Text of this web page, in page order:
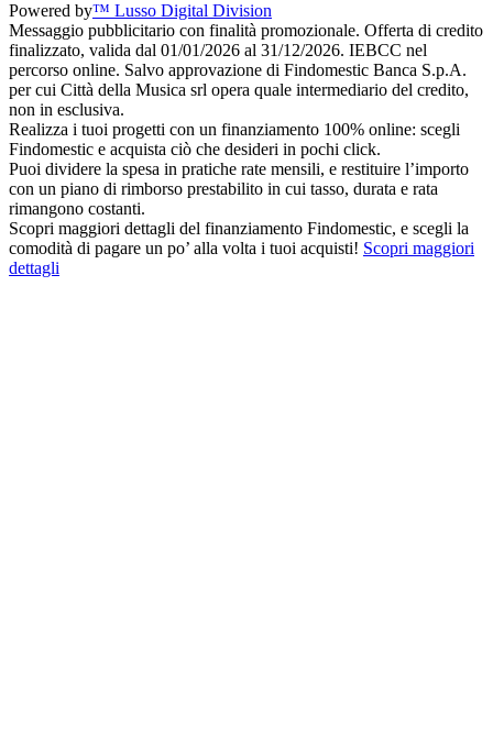
Powered by™ Lusso Digital Division
Messaggio pubblicitario con finalità promozionale. Offerta di credito
finalizzato, valida dal 01/01/2026 al 31/12/2026. IEBCC nel
percorso online. Salvo approvazione di Findomestic Banca S.p.A.
per cui Città della Musica srl opera quale intermediario del credito,
non in esclusiva.
Realizza i tuoi progetti con un finanziamento 100% online: scegli
Findomestic e acquista ciò che desideri in pochi click.
Puoi dividere la spesa in pratiche rate mensili, e restituire l’importo
con un piano di rimborso prestabilito in cui tasso, durata e rata
rimangono costanti.
Scopri maggiori dettagli del finanziamento Findomestic, e scegli la
comodità di pagare un po’ alla volta i tuoi acquisti! Scopri maggiori
dettagli